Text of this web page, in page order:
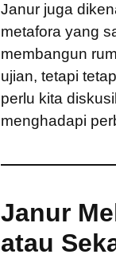
Janur juga
metafora yang
membangun
ujian, tetapi
perlu kita
menghadapi
Janur
atau